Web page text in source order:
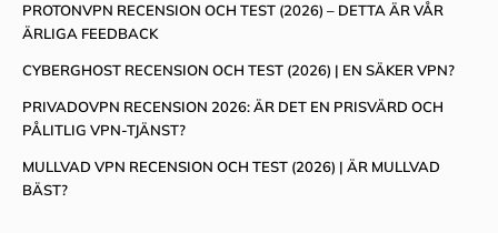
PROTONVPN RECENSION OCH TEST (2026) – DETTA ÄR VÅR
ÄRLIGA FEEDBACK
CYBERGHOST RECENSION OCH TEST (2026) | EN SÄKER VPN?
PRIVADOVPN RECENSION 2026: ÄR DET EN PRISVÄRD OCH
PÅLITLIG VPN-TJÄNST?
MULLVAD VPN RECENSION OCH TEST (2026) | ÄR MULLVAD
BÄST?